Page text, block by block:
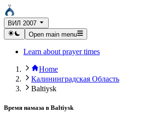
ВИЛ 2007
Open main menu
Learn about prayer times
Home
Калининградская Область
Baltiysk
Время намаза в Baltiysk